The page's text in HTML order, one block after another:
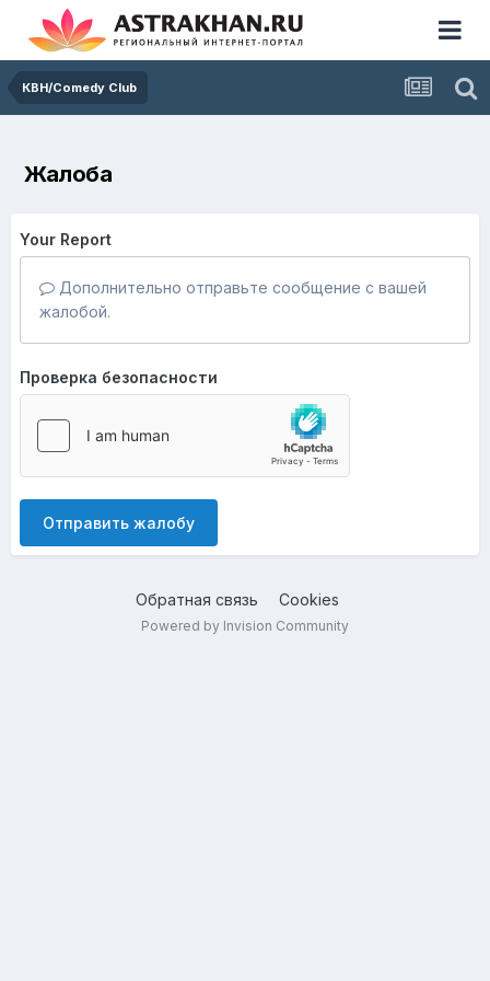
КВН/Comedy Club
Жалоба
Your Report
Дополнительно отправьте сообщение с вашей
жалобой.
Проверка безопасности
Отправить жалобу
Обратная связь Cookies
Powered by Invision Community